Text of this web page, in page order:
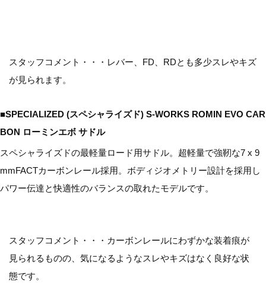
スタッフコメント・・・レバー、FD、RDとも多少スレやキズ
が見られます。
■SPECIALIZED (スペシャライズド) S-WORKS ROMIN EVO CAR
BON ローミンエボ サドル
スペシャライズドの最軽量ロード用サドル。超軽量で強靭な7 x 9
mmFACTカーボンレール採用。ボディジオメトリー設計を採用し
パワー伝達と快適性のバランスの取れたモデルです。
スタッフコメント・・・カーボンレールにわずかな装着痕が
見られるものの、気になるようなスレやキズはなく良好な状
態です。